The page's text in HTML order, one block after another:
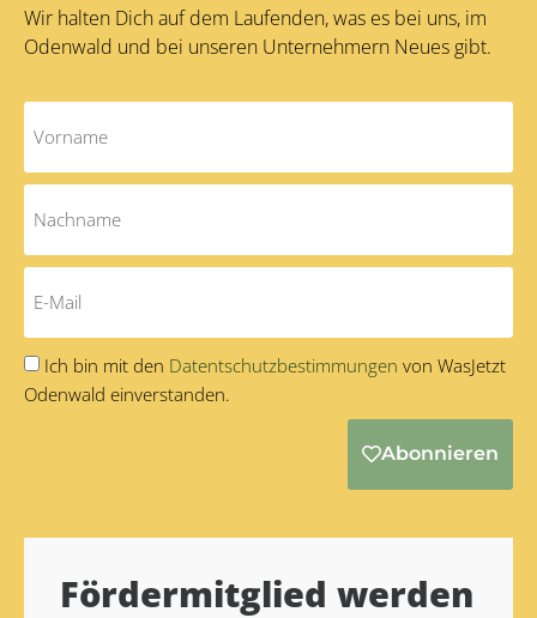
Wir halten Dich auf dem Laufenden, was es bei uns, im
Odenwald und bei unseren Unternehmern Neues gibt.
Ich bin mit den Datentschutzbestimmungen von WasJetzt
Odenwald einverstanden.
Abonnieren
Fördermitglied werden